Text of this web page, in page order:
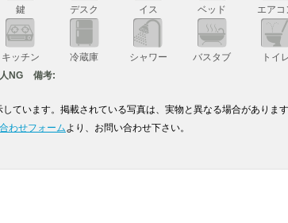
鍵 デスク イス ベッド エアコ
キッチン 冷蔵庫 シャワー バスタブ トイ
NG 備考:
ています。掲載されている写真は、実物と異なる場合があり
わせフォーム より、お問い合わせ下さい。